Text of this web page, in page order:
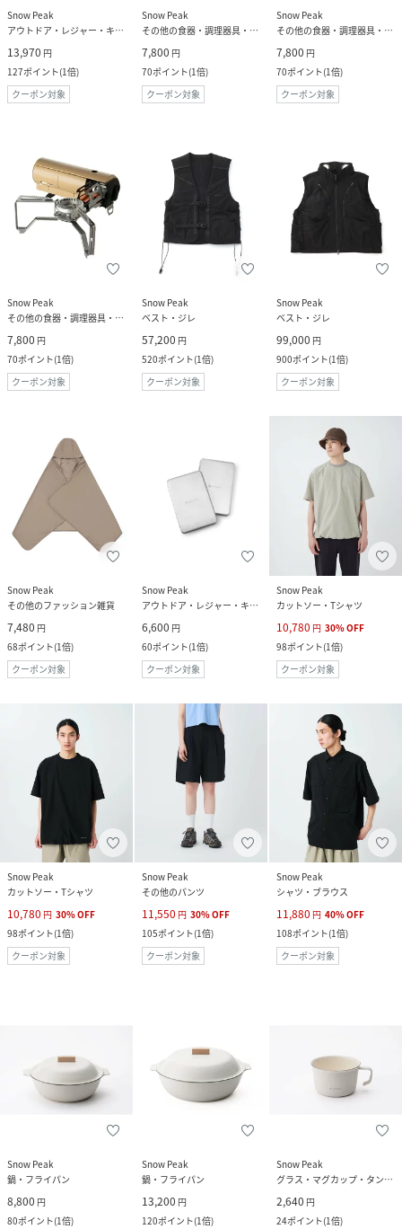
Snow Peak
アウトドア・レジャー・キャンプ用品
13,970 円
127ポイント(1倍)
クーポン対象
Snow Peak
その他の食器・調理器具・キッチン用品
7,800 円
70ポイント(1倍)
クーポン対象
Snow Peak
その他の食器・調理器具・キッチン用品
7,800 円
70ポイント(1倍)
クーポン対象
Snow Peak
その他の食器・調理器具・キッチン用品
7,800 円
70ポイント(1倍)
クーポン対象
Snow Peak
ベスト・ジレ
57,200 円
520ポイント(1倍)
クーポン対象
Snow Peak
ベスト・ジレ
99,000 円
900ポイント(1倍)
クーポン対象
Snow Peak
その他のファッション雑貨
7,480 円
68ポイント(1倍)
クーポン対象
Snow Peak
アウトドア・レジャー・キャンプ用品
6,600 円
60ポイント(1倍)
クーポン対象
Snow Peak
カットソー・Tシャツ
10,780 円 30%OFF
98ポイント(1倍)
クーポン対象
Snow Peak
カットソー・Tシャツ
10,780 円 30%OFF
98ポイント(1倍)
クーポン対象
Snow Peak
その他のパンツ
11,550 円 30%OFF
105ポイント(1倍)
クーポン対象
Snow Peak
シャツ・ブラウス
11,880 円 40%OFF
108ポイント(1倍)
クーポン対象
Snow Peak
鍋・フライパン
8,800 円
80ポイント(1倍)
Snow Peak
鍋・フライパン
13,200 円
120ポイント(1倍)
Snow Peak
グラス・マグカップ・タンブラー
2,640 円
24ポイント(1倍)